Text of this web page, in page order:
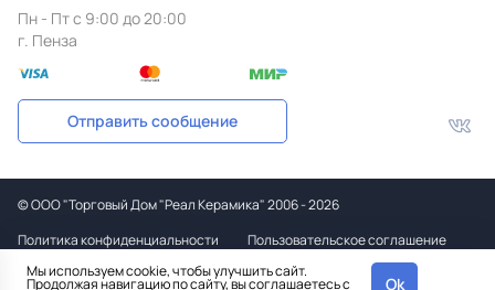
Пн - Пт c 9:00 до 20:00
г. Пенза
Отправить сообщение
©ООО "Торговый Дом "Реал Керамика"2006 - 2026
Политика конфиденциальности
Пользовательское соглашение
Дизайн
Мы используем cookie, чтобы улучшить сайт.
Продолжая навигацию по сайту, вы соглашаетесь с Ok